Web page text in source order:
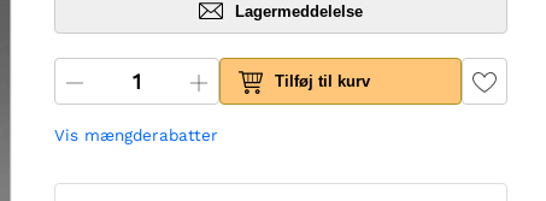
Lagermeddelelse
Tilføj til kurv
Vis mængderabatter